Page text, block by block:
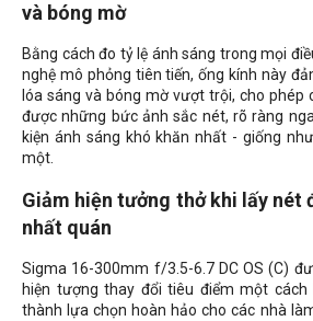
và bóng mờ
Bằng cách đo tỷ lệ ánh sáng trong mọi
nghệ mô phỏng tiên tiến, ống kính này
lóa sáng và bóng mờ vượt trội, cho phép
được những bức ảnh sắc nét, rõ ràng
kiện ánh sáng khó khăn nhất - giống
một.
Giảm hiện tưởng thở khi lấy nét
nhất quán
Sigma 16-300mm f/3.5-6.7 DC OS (C)
hiện tượng thay đổi tiêu điểm một cách
thành lựa chọn hoàn hảo cho các nhà